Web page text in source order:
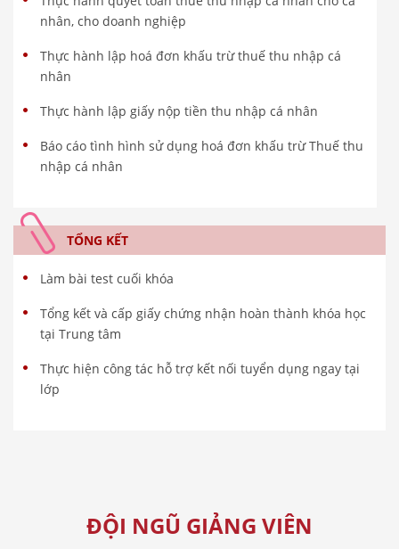
nhân, cho doanh nghiệp
Thực hành lập hoá đơn khấu trừ thuế thu nhập cá
nhân
Thực hành lập giấy nộp tiền thu nhập cá nhân
Báo cáo tình hình sử dụng hoá đơn khấu trừ Thuế thu
nhập cá nhân
TỔNG KẾT
Làm bài test cuối khóa
Tổng kết và cấp giấy chứng nhận hoàn thành khóa học
tại Trung tâm
Thực hiện công tác hỗ trợ kết nối tuyển dụng ngay tại
lớp
ĐỘI NGŨ GIẢNG VIÊN